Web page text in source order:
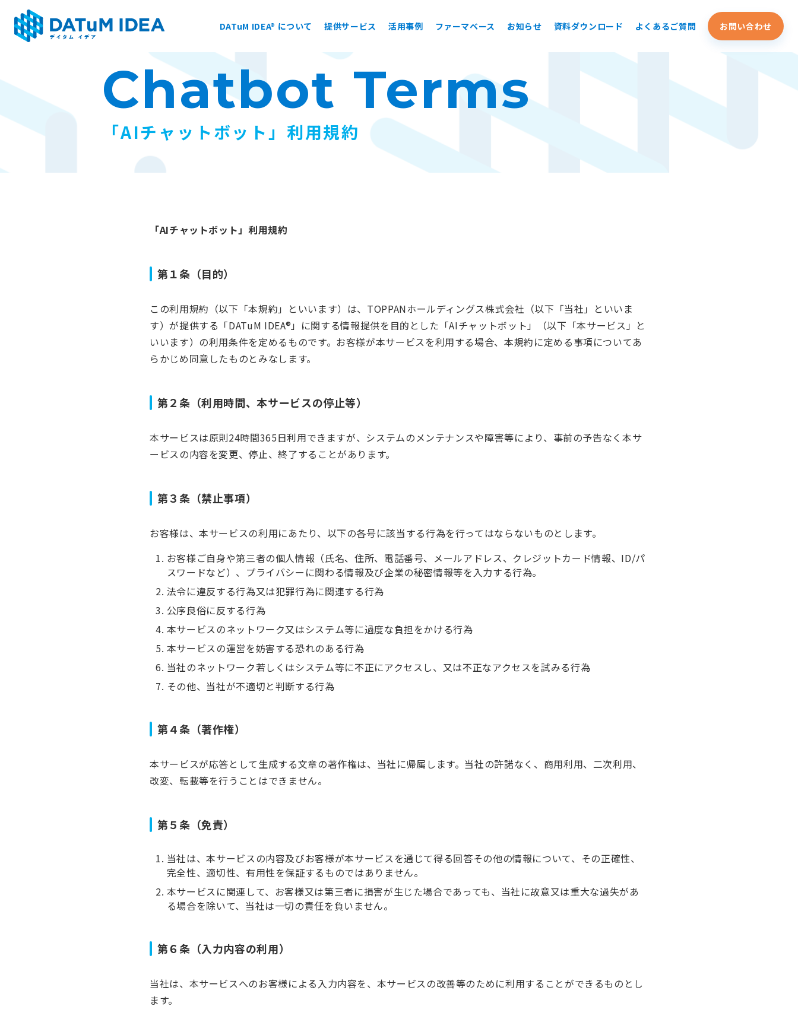
DATuM IDEA® について 提供サービス 活用事例 ファーマベース お知らせ 資料ダウンロード よくあるご質問 お問い合わせ
DATuM IDEA® について
提供サービス Chatbot Terms
「AIチャットボット」利用規約
「AIチャットボット」利用規約
第１条（目的）
この利用規約（以下「本規約」といいます）は、TOPPANホールディングス株式会社（以下「当社」といいま
す）が提供する「DATuM IDEA®」に関する情報提供を目的とした「AIチャットボット」（以下「本サービス」と
いいます）の利用条件を定めるものです。お客様が本サービスを利用する場合、本規約に定める事項についてあ
らかじめ同意したものとみなします。
第２条（利用時間、本サービスの停止等）
本サービスは原則24時間365日利用できますが、システムのメンテナンスや障害等により、事前の予告なく本サ
ービスの内容を変更、停止、終了することがあります。
第３条（禁止事項）
お客様は、本サービスの利用にあたり、以下の各号に該当する行為を行ってはならないものとします。
お客様ご自身や第三者の個人情報（氏名、住所、電話番号、メールアドレス、クレジットカード情報、ID/パ
スワードなど）、プライバシーに関わる情報及び企業の秘密情報等を入力する行為。
法令に違反する行為又は犯罪行為に関連する行為
公序良俗に反する行為
本サービスのネットワーク又はシステム等に過度な負担をかける行為
本サービスの運営を妨害する恐れのある行為
当社のネットワーク若しくはシステム等に不正にアクセスし、又は不正なアクセスを試みる行為
その他、当社が不適切と判断する行為
第４条（著作権）
本サービスが応答として生成する文章の著作権は、当社に帰属します。当社の許諾なく、商用利用、二次利用、
改変、転載等を行うことはできません。
第５条（免責）
当社は、本サービスの内容及びお客様が本サービスを通じて得る回答その他の情報について、その正確性、
完全性、適切性、有用性を保証するものではありません。
本サービスに関連して、お客様又は第三者に損害が生じた場合であっても、当社に故意又は重大な過失があ
る場合を除いて、当社は一切の責任を負いません。
第６条（入力内容の利用）
当社は、本サービスへのお客様による入力内容を、本サービスの改善等のために利用することができるものとし
ます。